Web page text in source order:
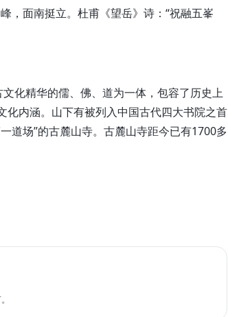
，面南挺立。杜甫《望岳》诗：“祝融五峯
化精华的儒、佛、道为一体，包容了历史上
内涵。山下有被列入中国古代四大书院之首
道场”的古麓山寺。古麓山寺距今已有1700多